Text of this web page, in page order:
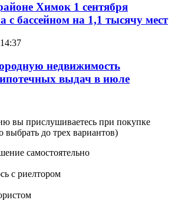
Химок 1 сентября
с бассейном на 1,1 тысячу мест
недвижимость
выдач в июле
вы прислушиваетесь при покупке
до трех вариантов)
самостоятельно
с риелтором